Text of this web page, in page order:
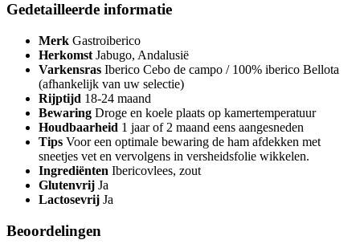
Gedetailleerde informatie
Merk Gastroiberico
Herkomst Jabugo, Andalusië
Varkensras Iberico Cebo de campo / 100% iberico Bellota
(afhankelijk van uw selectie)
Rijptijd 18-24 maand
Bewaring Droge en koele plaats op kamertemperatuur
Houdbaarheid 1 jaar of 2 maand eens aangesneden
Tips Voor een optimale bewaring de ham afdekken met
sneetjes vet en vervolgens in versheidsfolie wikkelen.
Ingrediënten Ibericovlees, zout
Glutenvrij Ja
Lactosevrij Ja
Beoordelingen